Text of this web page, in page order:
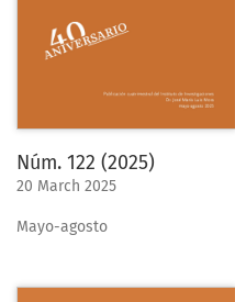
Núm. 122 (2025)
20 March 2025
Mayo-agosto